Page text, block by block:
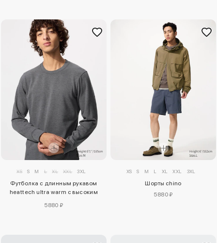
XS S M L XL XXL 3XL
Футболка с длинным рукавом
heattech ultra warm с высоким
5880 ₽
XS S M L XL XXL 3XL
Шорты chino
5880 ₽